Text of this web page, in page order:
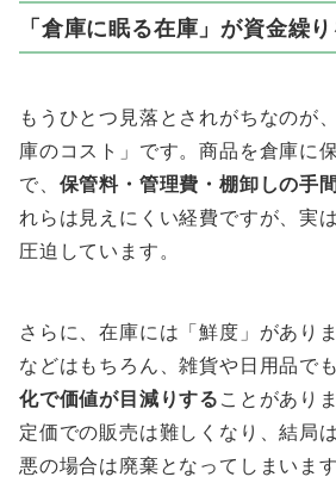
「倉庫に眠る在庫」が資金繰
もうひとつ見落とされがちなのが
庫のコスト」です。商品を倉庫に
で、 保管料・管理費・棚卸しの手間
れらは見えにくい経費ですが、実
圧迫しています。
さらに、在庫には「鮮度」があり
などはもちろん、雑貨や日用品でも
化で価値が目減りする ことがあり
定価での販売は難しくなり、結局
悪の場合は廃棄となってしまいます